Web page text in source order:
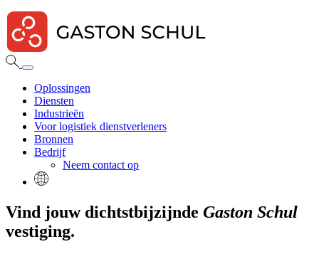
Oplossingen
Diensten
Industrieën
Voor logistiek dienstverleners
Bronnen
Bedrijf
Neem contact op
Vind jouw dichtstbijzijnde Gaston Schul
vestiging.